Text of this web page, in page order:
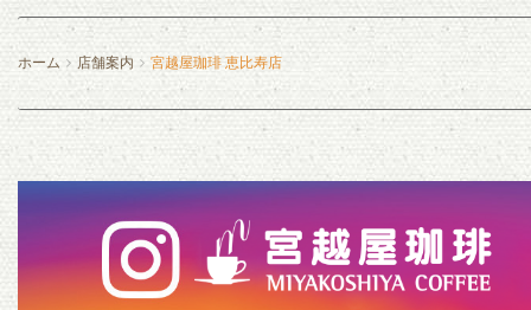
ホーム 店舗案内 宮越屋珈琲 恵比寿店